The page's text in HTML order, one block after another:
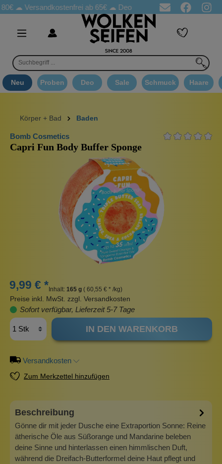
Versandkostenfrei ab 65€ ☁ Deo Proben in jeder Bestellung ☁
Neu Proben Deo Sale Schmuck Haare
Körper + Bad Baden
Bomb Cosmetics
Capri Fun Body Buffer Sponge
9,99 € * Inhalt: 165 g ( 60,55 € * /kg)
Preise inkl. MwSt. zzgl. Versandkosten
Sofort verfügbar, Lieferzeit 5-7 Tage
IN DEN WARENKORB
Versandkosten
Zum Merkzettel hinzufügen
Beschreibung
Gönne dir mit jeder Dusche eine Extraportion Sonne: Reine
ätherische Öle aus Süßorange und Mandarine beleben
deine Sinne und hinterlassen einen himmlischen Duft,
während die Dreifach-Butterformel deine Haut pflegt und